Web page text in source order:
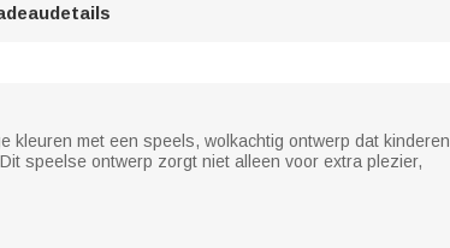
kleuren met een speels, wolkachtig ontwerp dat kinderen
speelse ontwerp zorgt niet alleen voor extra plezier,